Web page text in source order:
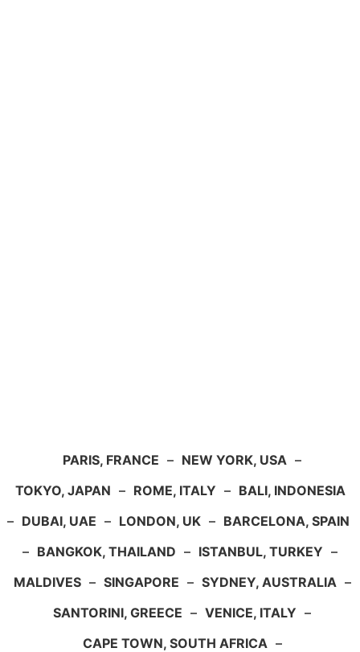
PARIS, FRANCE – NEW YORK, USA –
TOKYO, JAPAN – ROME, ITALY – BALI, INDONESIA
– DUBAI, UAE – LONDON, UK – BARCELONA, SPAIN
– BANGKOK, THAILAND – ISTANBUL, TURKEY –
MALDIVES – SINGAPORE – SYDNEY, AUSTRALIA –
SANTORINI, GREECE – VENICE, ITALY –
CAPE TOWN, SOUTH AFRICA –